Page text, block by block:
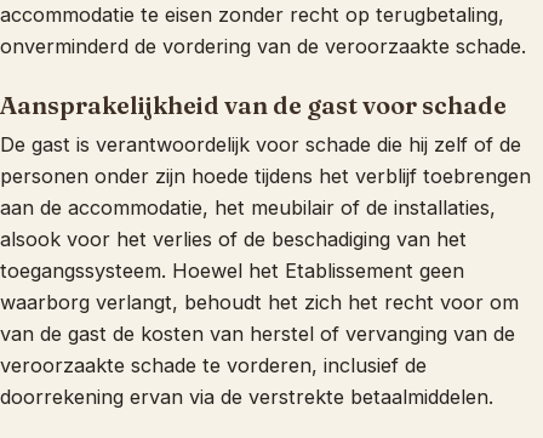
accommodatie te eisen zonder recht op terugbetaling,
onverminderd de vordering van de veroorzaakte schade.
Aansprakelijkheid van de gast voor schade
De gast is verantwoordelijk voor schade die hij zelf of de
personen onder zijn hoede tijdens het verblijf toebrengen
aan de accommodatie, het meubilair of de installaties,
alsook voor het verlies of de beschadiging van het
toegangssysteem. Hoewel het Etablissement geen
waarborg verlangt, behoudt het zich het recht voor om
van de gast de kosten van herstel of vervanging van de
veroorzaakte schade te vorderen, inclusief de
doorrekening ervan via de verstrekte betaalmiddelen.